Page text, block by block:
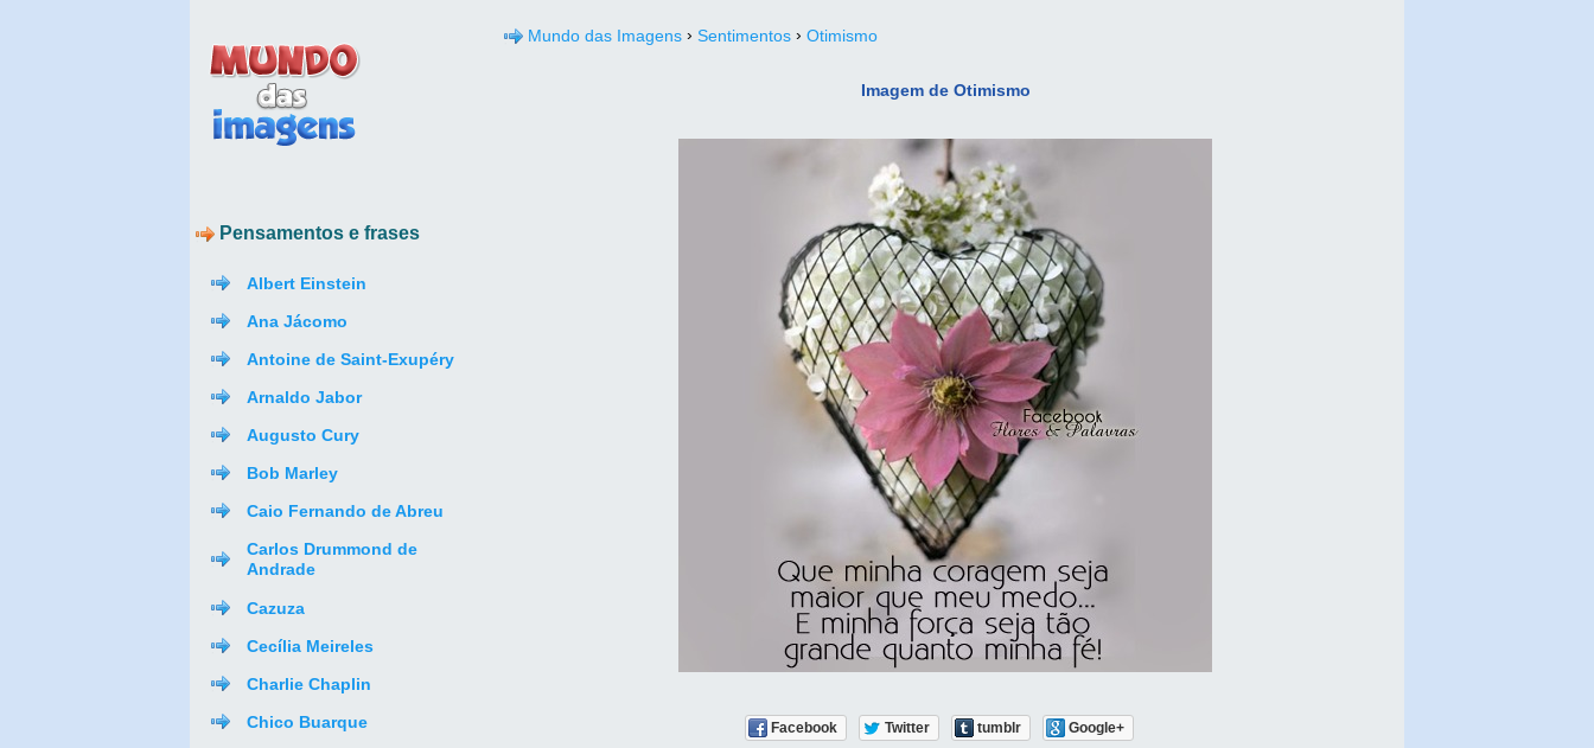
Pensamentos e frases
Albert Einstein
Ana Jácomo
Antoine de Saint-Exupéry
Arnaldo Jabor
Augusto Cury
Bob Marley
Caio Fernando de Abreu
Carlos Drummond de
Andrade
Cazuza
Cecília Meireles
Charlie Chaplin
Chico Buarque
Mundo das Imagens › Sentimentos › Otimismo
Imagem de Otimismo
Facebook Twitter tumblr Google+